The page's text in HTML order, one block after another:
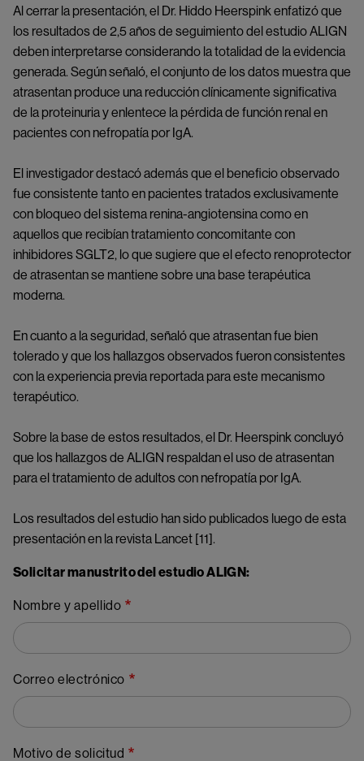
Al cerrar la presentación, el Dr. Hiddo Heerspink enfatizó que
los resultados de 2,5 años de seguimiento del estudio ALIGN
deben interpretarse considerando la totalidad de la evidencia
generada. Según señaló, el conjunto de los datos muestra que
atrasentan produce una reducción clínicamente significativa
de la proteinuria y enlentece la pérdida de función renal en
pacientes con nefropatía por IgA.
El investigador destacó además que el beneficio observado
fue consistente tanto en pacientes tratados exclusivamente
con bloqueo del sistema renina-angiotensina como en
aquellos que recibían tratamiento concomitante con
inhibidores SGLT2, lo que sugiere que el efecto renoprotector
de atrasentan se mantiene sobre una base terapéutica
moderna.
En cuanto a la seguridad, señaló que atrasentan fue bien
tolerado y que los hallazgos observados fueron consistentes
con la experiencia previa reportada para este mecanismo
terapéutico.
Sobre la base de estos resultados, el Dr. Heerspink concluyó
que los hallazgos de ALIGN respaldan el uso de atrasentan
para el tratamiento de adultos con nefropatía por IgA.
Los resultados del estudio han sido publicados luego de esta
presentación en la revista Lancet [11].
Solicitar manustrito del estudio ALIGN:
Nombre y apellido
Correo electrónico
Motivo de solicitud